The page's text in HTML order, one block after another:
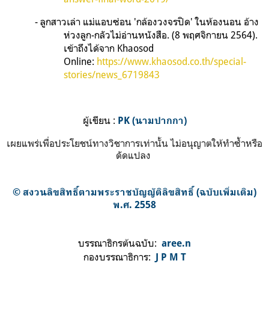
- ลูกสาวเล่า แม่แอบซ่อน 'กล้องวงจรปิด' ในห้องนอน อ้าง
ห่วงลูก-กลัวไม่อ่านหนังสือ. (8 พฤศจิกายน 2564).
เข้าถึงได้จาก Khaosod
Online: https://www.khaosod.co.th/special-
stories/news_6719843
ผู้เขียน : PK (นามปากกา)
เผยแพร่เพื่อประโยชน์ทางวิชาการเท่านั้น ไม่อนุญาตให้ทำซ้ำหรือ
ดัดแปลง
© สงวนลิขสิทธิ์ตามพระราชบัญญัติลิขสิทธิ์ (ฉบับเพิ่มเติม)
พ.ศ. 2558
บรรณาธิกรต้นฉบับ: aree.n
กองบรรณาธิการ: J P M T